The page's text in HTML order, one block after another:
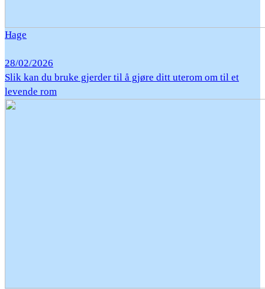
Hage
28/02/2026
Slik kan du bruke gjerder til å gjøre ditt uterom om til et
levende rom